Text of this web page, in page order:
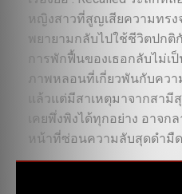
หญิงสาวที่สูญเสียความทรง
พยายามกลับไปใช้ชีวิตปก
การพักฟื้นของเธอกลับไม่เ
ภาพหลอนที่เกี่ยวพันกับคว
แล้วแต่มีสาเหตุมาจากสา
เคยพึ่งพิงได้ทุกอย่าง อาจก
หน้าที่ซ่อนความลับสุดดำมื